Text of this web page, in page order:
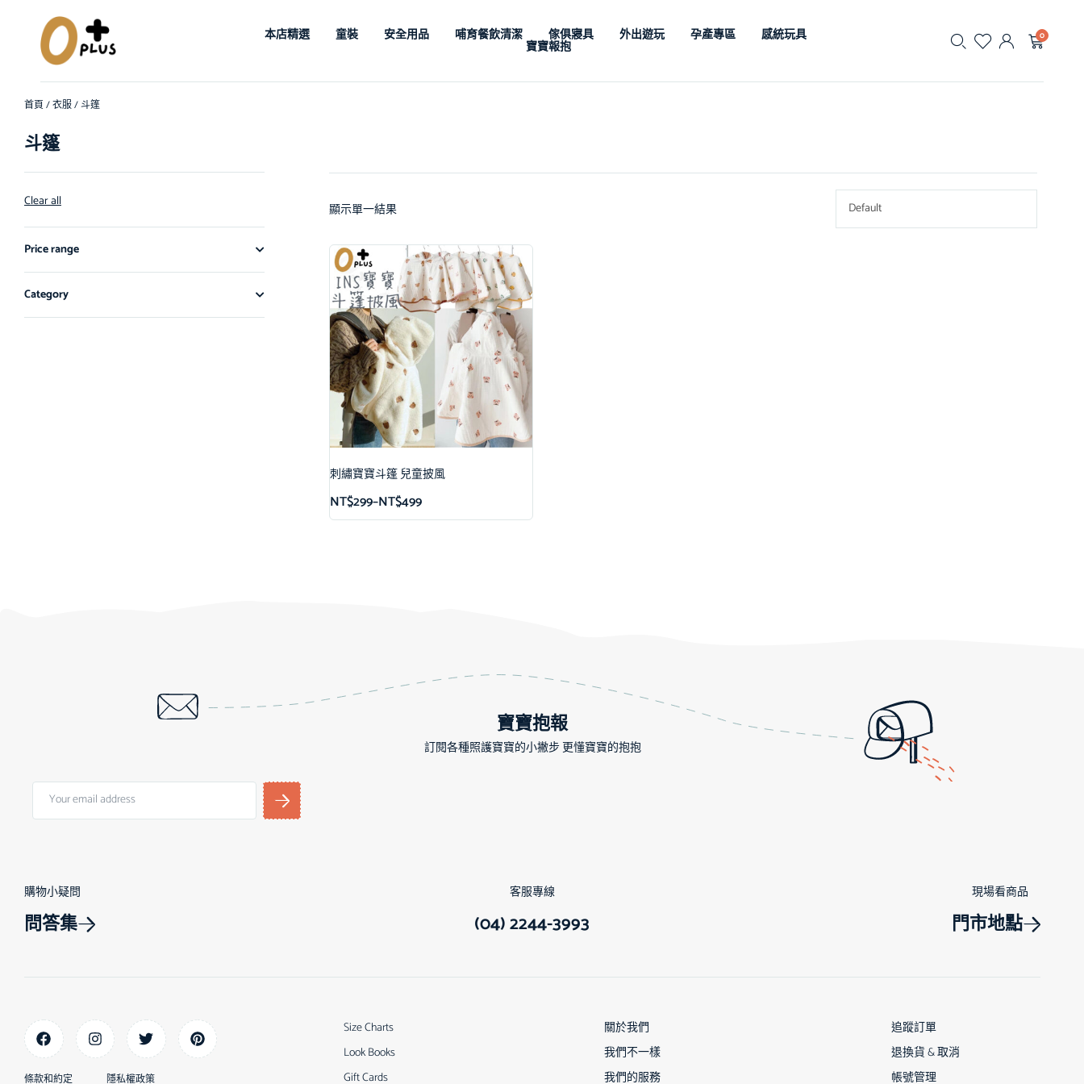
本店精選 童裝 安全用品 哺育餐飲清潔 傢俱寢具 外出遊玩 孕產專區 感統玩具
寶寶報抱
0
首頁/衣服/ 斗篷
斗篷
Clear all
Price range
Category
顯示單一結果 Default
刺繡寶寶斗篷 兒童披風
NT$299–NT$499
寶寶抱報
訂閱各種照護寶寶的小撇步 更懂寶寶的抱抱
購物小疑問
問答集
客服專線
(04) 2244-3993
現場看商品
門市地點
條款和約定 隱私權政策
Size Charts
Look Books
Gift Cards
關於我們
我們不一樣
我們的服務
追蹤訂單
退換貨 & 取消
帳號管理